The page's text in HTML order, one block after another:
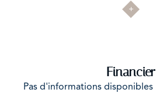
Financier
Pas d'informations disponibles